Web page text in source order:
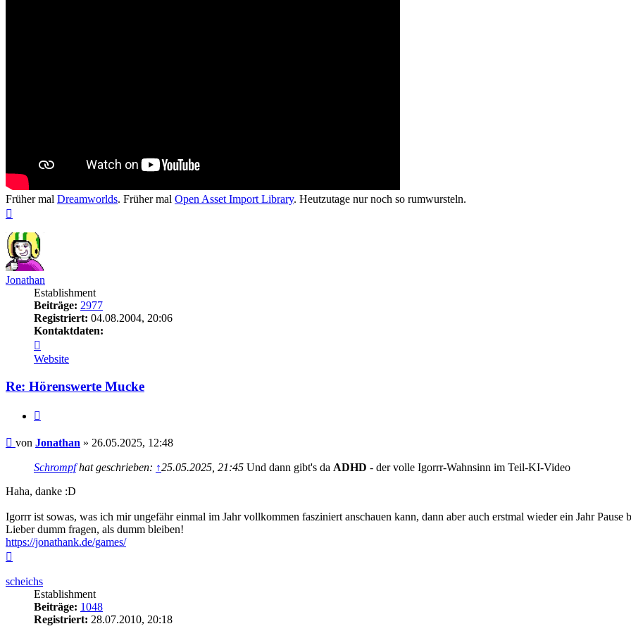
Früher mal Dreamworlds. Früher mal Open Asset Import Library. Heutzutage nur noch so rumwursteln.
Jonathan
Establishment
Beiträge: 2977
Registriert: 04.08.2004, 20:06
Kontaktdaten:
von
Jonathan
Website
Re: Hörenswerte Mucke
Beitrag
von Jonathan » 26.05.2025, 12:48
Schrompfhat geschrieben: ↑25.05.2025, 21:45 Und dann gibt's da ADHD - der volle Igorrr-Wahnsinn im Teil-KI-Video
Haha, danke :D
Igorrr ist sowas, was ich mir ungefähr einmal im Jahr vollkommen fasziniert anschauen kann, dann aber auch erstmal wieder ein Jahr Pause
Lieber dumm fragen, als dumm bleiben!
https://jonathank.de/games/
scheichs
Establishment
Beiträge: 1048
Registriert: 28.07.2010, 20:18